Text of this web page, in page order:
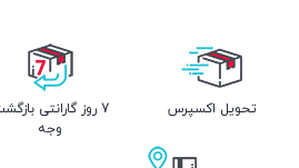
تحویل اکسپرس
7 روز گارانتی
وجه